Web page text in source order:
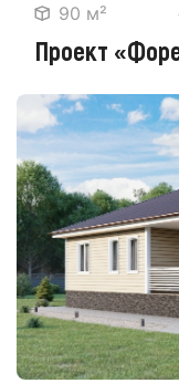
90 м²
Проект